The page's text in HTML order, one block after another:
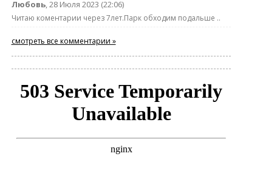
Любовь, 28 Июля 2023 (22:06)
Читаю коментарии через 7лет.Парк обходим подальше ..
смотреть все комментарии »